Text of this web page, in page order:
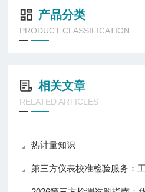
产品分类
PRODUCT CLASSIFICATION
相关文章
RELATED ARTICLES
热计量知识
第三方仪表校准检验服务：